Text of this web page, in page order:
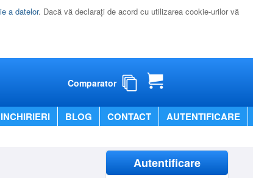
a datelor. Dacă vă declaraţi de acord cu utilizarea cookie-urilor vă
Comparator
INCHIRIERI BLOG CONTACT AUTENTIFICARE
Autentificare